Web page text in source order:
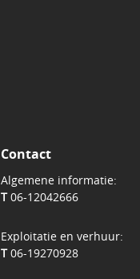
Contact
Algemene informatie:
T06-12042666
Exploitatie en verhuur:
T06-19270928